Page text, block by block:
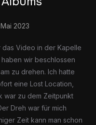
2023
das Video in der Kapelle
wir beschlossen
zu drehen. Ich hatte
eine Lost Location,
war zu dem Zeitpunkt
Dreh war für mich
Zeit kann man schon